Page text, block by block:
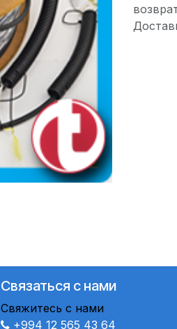
Связаться с нами
Свяжитесь с нами
+994 12 565 43 64